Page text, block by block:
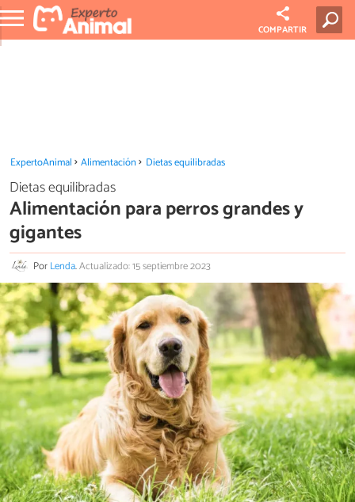
COMPARTIR
ExpertoAnimal Alimentación Dietas equilibradas
Dietas equilibradas
Alimentación para perros grandes y
gigantes
PorLenda.Actualizado: 15 septiembre 2023